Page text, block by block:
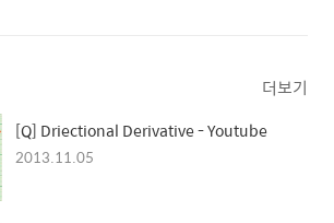
더보기
[Q] Driectional Derivative - Youtube
2013.11.05